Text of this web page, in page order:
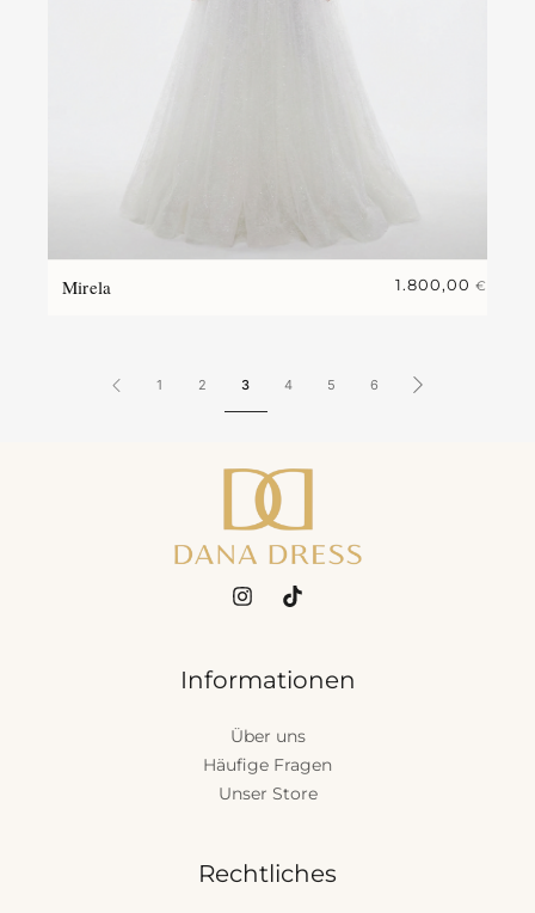
Mirela 1.800,00 €
1 2 3 4 5 6
Informationen
Über uns
Häufige Fragen
Unser Store
Rechtliches